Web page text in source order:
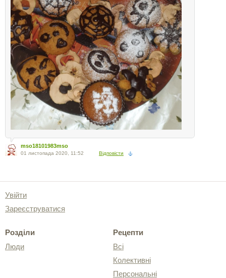
mso18101983mso
01 листопада 2020, 11:52 Відповісти
Увійти
Зареєструватися
Розділи
Люди
Рецепти
Всі
Колективні
Персональні